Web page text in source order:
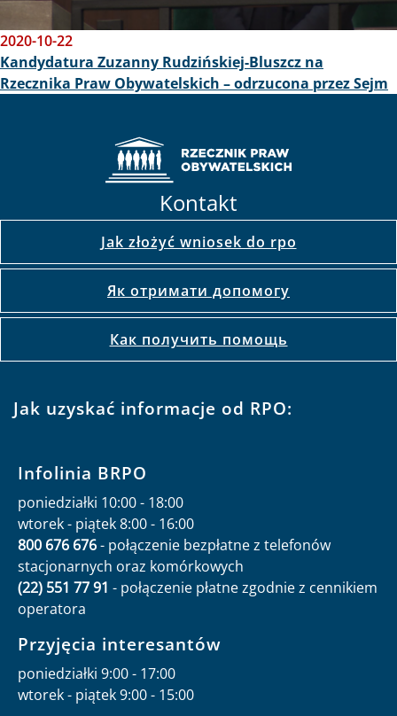
2020-10-22
Kandydatura Zuzanny Rudzińskiej-Bluszcz na
Rzecznika Praw Obywatelskich – odrzucona przez Sejm
Kontakt
Jak złożyć wniosek do rpo
Як отримати допомогу
Как получить помощь
Jak uzyskać informacje od RPO:
Infolinia BRPO
poniedziałki 10:00 - 18:00
wtorek - piątek 8:00 - 16:00
800 676 676- połączenie bezpłatne z telefonów
stacjonarnych oraz komórkowych
(22) 551 77 91 - połączenie płatne zgodnie z cennikiem
operatora
Przyjęcia interesantów
poniedziałki 9:00 - 17:00
wtorek - piątek 9:00 - 15:00